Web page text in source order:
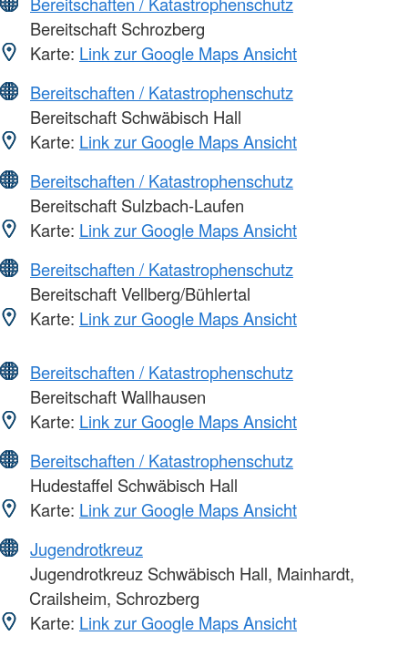
Bereitschaft Schrozberg
Karte: Link zur Google Maps Ansicht
Bereitschaften / Katastrophenschutz
Bereitschaft Schwäbisch Hall
Karte: Link zur Google Maps Ansicht
Bereitschaften / Katastrophenschutz
Bereitschaft Sulzbach-Laufen
Karte: Link zur Google Maps Ansicht
Bereitschaften / Katastrophenschutz
Bereitschaft Vellberg/Bühlertal
Karte: Link zur Google Maps Ansicht
Bereitschaften / Katastrophenschutz
Bereitschaft Wallhausen
Karte: Link zur Google Maps Ansicht
Bereitschaften / Katastrophenschutz
Hudestaffel Schwäbisch Hall
Karte: Link zur Google Maps Ansicht
Jugendrotkreuz
Jugendrotkreuz Schwäbisch Hall, Mainhardt,
Crailsheim, Schrozberg
Karte: Link zur Google Maps Ansicht